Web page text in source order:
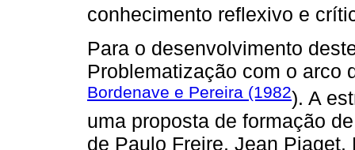
conhecimento reflexivo e
Para o desenvolvimento
Problematização com o arco
Bordenave e Pereira (1982). A
uma proposta de formação
de Paulo Freire, Jean